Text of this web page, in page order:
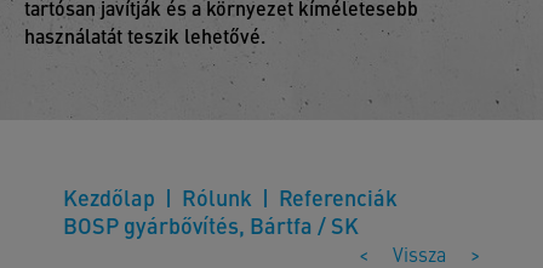
tartósan javítják és a környezet kíméletesebb
használatát teszik lehetővé.
Kezdőlap Rólunk
Referenciák
BOSP gyárbővítés, Bártfa / SK
< Vissza >